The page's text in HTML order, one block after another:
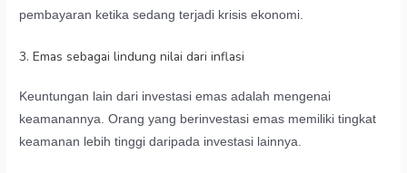
pembayaran ketika sedang terjadi krisis ekonomi.
3. Emas sebagai lindung nilai dari inflasi
Keuntungan lain dari investasi emas adalah mengenai
keamanannya. Orang yang berinvestasi emas memiliki tingkat
keamanan lebih tinggi daripada investasi lainnya.